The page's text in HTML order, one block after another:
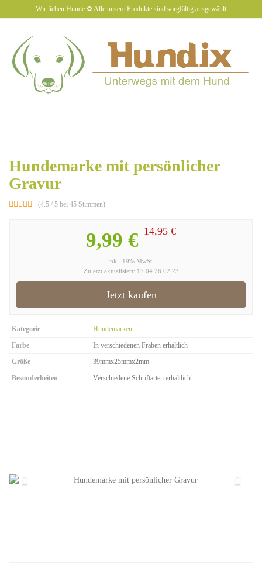
to
Wir lieben Hunde ✿ Alle unsere Produkte sind sorgfältig ausgewählt
Hundemarke mit persönlicher
Gravur
(4.5 / 5 bei 45 Stimmen)
9,99 € 14,95 €
inkl. 19% MwSt.
Zuletzt aktualisiert: 17.04.26 02:23
Jetzt kaufen
Kategorie
Hundemarken
Farbe
In verschiedenen Fraben erhältlich
Größe
39mmx25mmx2mm
Besonderheiten
Verschiedene Schriftarten erhältlich